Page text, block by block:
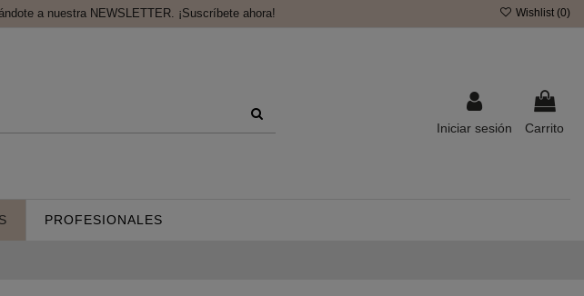
a nuestra NEWSLETTER. ¡Suscríbete ahora! Wishlist (0)
Iniciar sesión Carrito
PROFESIONALES